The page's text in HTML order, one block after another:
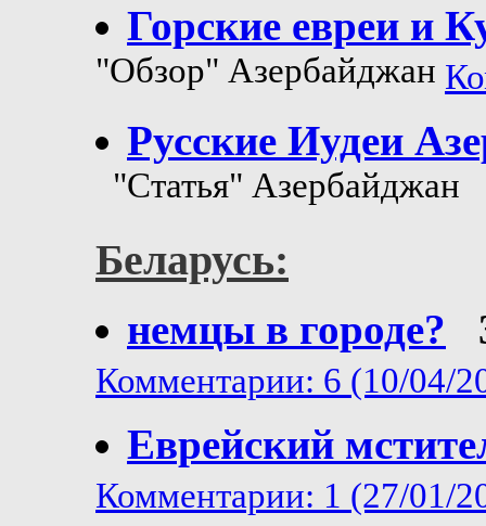
Горские евреи и
"Обзор" Азербайджан
Русские Иудеи
"Статья" Азербайджан
Беларусь:
немцы в городе?
Комментарии: 6 (10/04/
Еврейский
Комментарии: 1 (27/01/